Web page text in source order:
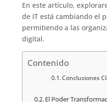
En este artículo,
de IT está cambiando el
permitiendo a las
digital.
Contenido
Conclusiones
El Poder